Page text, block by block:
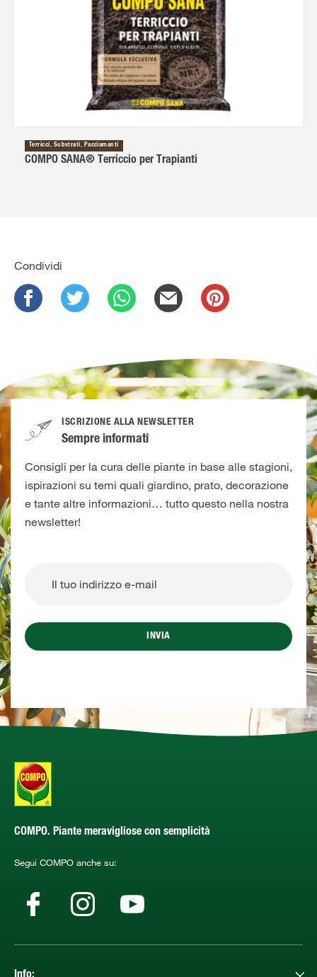
Terricci, Substrati, Pacciamanti
COMPO SANA® Terriccio per Trapianti
Condividi
ISCRIZIONE ALLA NEWSLETTER
Sempre informati
Consigli per la cura delle piante in base alle stagioni,
ispirazioni su temi quali giardino, prato, decorazione
e tante altre informazioni… tutto questo nella nostra
newsletter!
INVIA
COMPO. Piante meravigliose con semplicità
Segui COMPO anche su: